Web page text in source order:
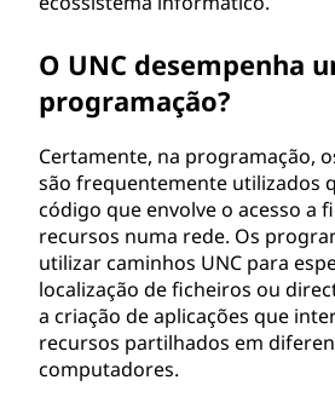
O UNC desempenha
programação?
Certamente, na programação,
são frequentemente utilizados
código que envolve o acesso a
recursos numa rede. Os
utilizar caminhos UNC para
localização de ficheiros ou
a criação de aplicações que
recursos partilhados em
computadores.